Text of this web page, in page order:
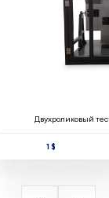
Двухроликовый
1 $